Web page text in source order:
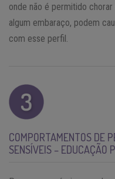
onde não é permitido
algum embaraço, podem
com esse perfil.
COMPORTAMENTOS DE
SENSÍVEIS – EDUCAÇÃO